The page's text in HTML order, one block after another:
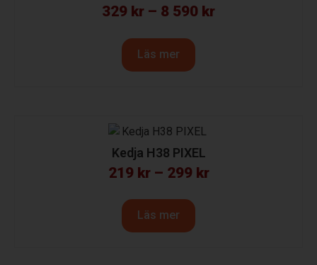
329 kr – 8 590 kr
Läs mer
Kedja H38 PIXEL
219 kr– 299 kr
Läs mer